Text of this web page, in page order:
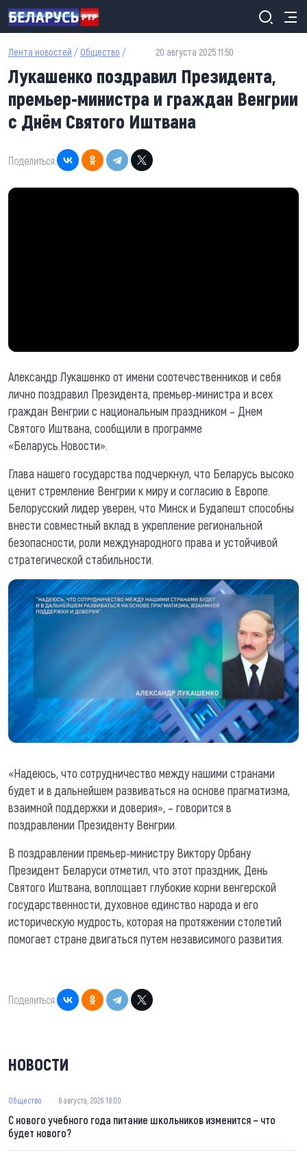
Перейти к основному содержанию
Лента новостей / Общество / 20 августа 2025 11:50
Лукашенко поздравил Президента,
премьер-министра и граждан Венгрии
с Днём Святого Иштвана
Поделиться:
Александр Лукашенко от имени соотечественников и себя
лично поздравил Президента, премьер-министра и всех
граждан Венгрии с национальным праздником – Днем
Святого Иштвана, сообщили в программе
«Беларусь.Новости».
Глава нашего государства подчеркнул, что Беларусь высоко
ценит стремление Венгрии к миру и согласию в Европе.
Белорусский лидер уверен, что Минск и Будапешт способны
внести совместный вклад в укрепление региональной
безопасности, роли международного права и устойчивой
стратегической стабильности.
«Надеюсь, что сотрудничество между нашими странами
будет и в дальнейшем развиваться на основе прагматизма,
взаимной поддержки и доверия», – говорится в
поздравлении Президенту Венгрии.
В поздравлении премьер-министру Виктору Орбану
Президент Беларуси отметил, что этот праздник, День
Святого Иштвана, воплощает глубокие корни венгерской
государственности, духовное единство народа и его
историческую мудрость, которая на протяжении столетий
помогает стране двигаться путем независимого развития.
Поделиться:
НОВОСТИ
Общество 6 августа, 2026 18:00
С нового учебного года питание школьников изменится – что
будет нового?